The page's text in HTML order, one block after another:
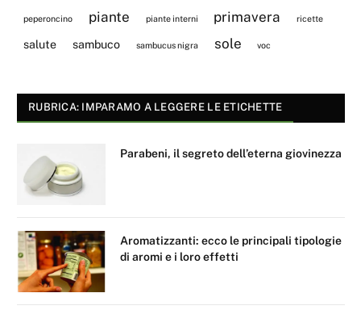
peperoncino piante piante interni primavera ricette
salute sambuco sambucus nigra sole voc
RUBRICA: IMPARAMO A LEGGERE LE ETICHETTE
Parabeni, il segreto dell’eterna giovinezza
Aromatizzanti: ecco le principali tipologie
di aromi e i loro effetti